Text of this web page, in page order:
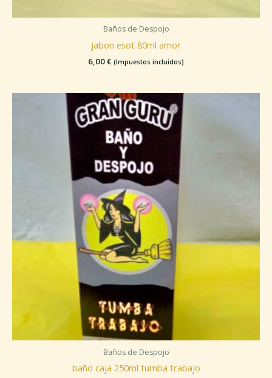
Baños de Despojo
jabon esot 80ml amor
6,00€ (Impuestos incluidos)
Baños de Despojo
baño caja 250ml tumba trabajo